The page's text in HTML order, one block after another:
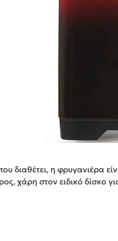
διαθέτει, η φρυγανιέρα
χάρη στον ειδικό δίσκο